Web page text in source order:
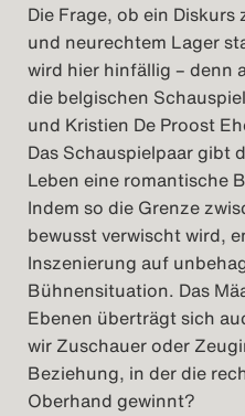
Die Frage, ob ein
und neurechtem Lager
wird hier hinfällig – denn
die belgischen
und Kristien De Proost
Das Schauspielpaar gibt
Leben eine romantische
Indem so die Grenze
bewusst verwischt wird,
Inszenierung auf
Bühnensituation. Das
Ebenen überträgt sich
wir Zuschauer oder
Beziehung, in der die
Oberhand gewinnt?